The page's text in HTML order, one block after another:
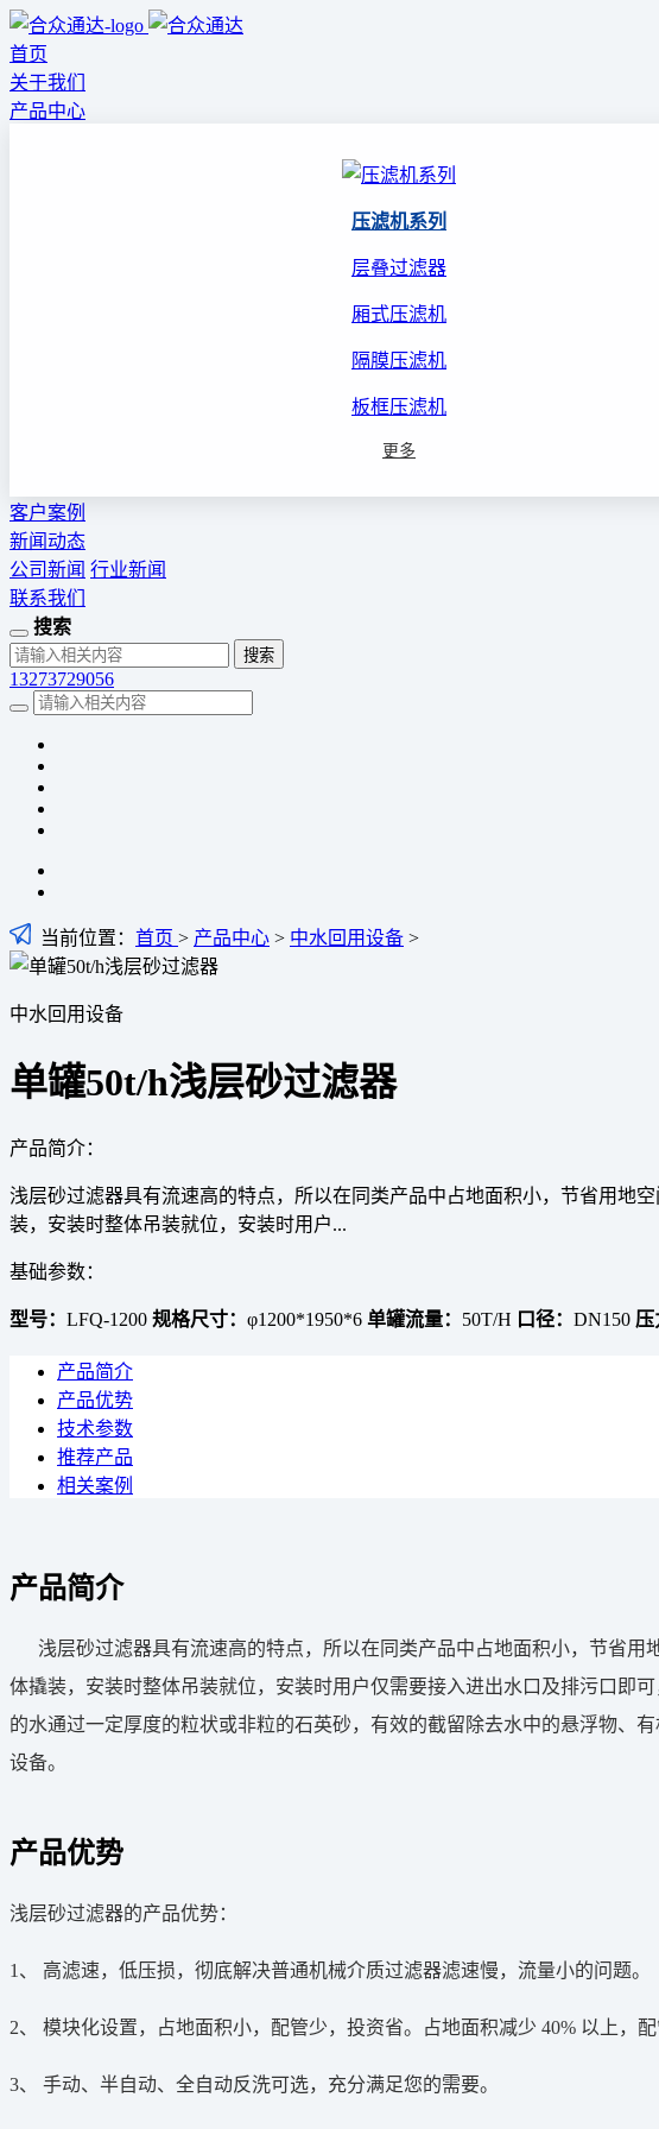
首页
关于我们
产品中心
压滤机系列
层叠过滤器
厢式压滤机
隔膜压滤机
板框压滤机
更多
客户案例
新闻动态
公司新闻 行业新闻
联系我们
搜索
13273729056
当前位置： 首页 > 产品中心 > 中水回用设备 >
中水回用设备
单罐50t/h浅层砂过滤器
产品简介：
浅层砂过滤器具有流速高的特点，所以在同类产品中占地面积小，节省用地
装，安装时整体吊装就位，安装时用户...
基础参数：
型号： LFQ-1200 规格尺寸： φ1200*1950*6 单罐流量： 50T/H 口径： DN150 压
产品简介
产品优势
技术参数
推荐产品
相关案例
产品简介
浅层砂过滤器具有流速高的特点，所以在同类产品中占地面积小，节省用
体撬装，安装时整体吊装就位，安装时用户仅需要接入进出水口及排污口即
的水通过一定厚度的粒状或非粒的石英砂，有效的截留除去水中的悬浮物、
设备。
产品优势
浅层砂过滤器的产品优势：
1、 高滤速，低压损，彻底解决普通机械介质过滤器滤速慢，流量小的问题。
2、 模块化设置，占地面积小，配管少，投资省。占地面积减少 40% 以上，配
3、 手动、半自动、全自动反洗可选，充分满足您的需要。